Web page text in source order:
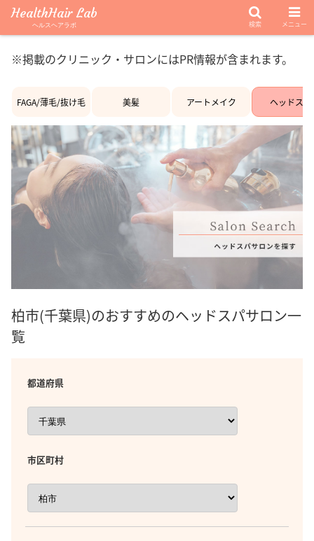
※掲載のクリニック・サロンにはPR情報が含まれます。
FAGA/薄毛/抜け毛 美髪 アートメイク ヘッドスパ
柏市(千葉県)のおすすめのヘッドスパサロン一
覧
都道府県
市区町村
HealthHair Lab
ヘルスヘアラボ 検索 メニュー